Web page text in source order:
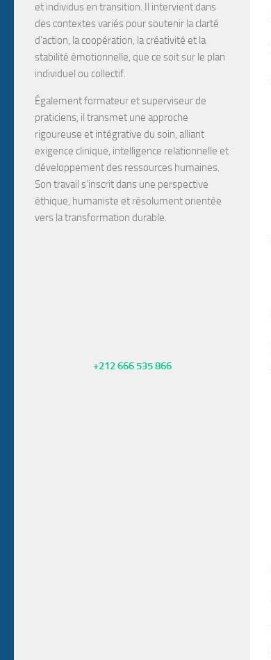
et individus en transition. Il intervient dans
des contextes variés pour soutenir laclarté
d’action, la coopération, la créativité et la
stabilité émotionnelle, que ce soit sur le plan
individuel ou collectif.
Égalementformateur etsuperviseur de
praticiens, il transmet une approche
rigoureuse et intégrative du soin, alliant
exigence clinique, intelligence relationnelle et
développement des ressources humaines.
Son travail s’inscrit dans une perspective
éthique, humaniste et résolument orientée
vers la transformation durable.
+212 666 535 866